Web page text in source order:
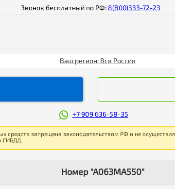
Звонок бесплатный по РФ: 8(800)333-72-23
Ваш регион: Вся Россия
+7 909 636-58-35
средств запрещена законодательством РФ и не
ГИБДД.
Номер "А063МА550"